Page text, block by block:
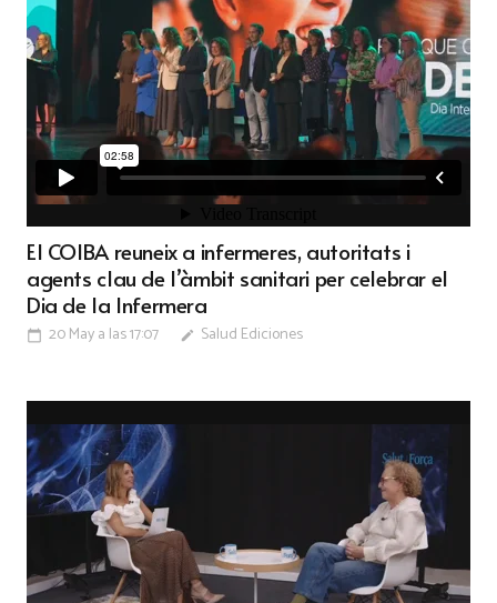
El COIBA reuneix a infermeres, autoritats i
agents clau de l’àmbit sanitari per celebrar el
Dia de la Infermera
calendar_today 20 May a las 17:07 edit Salud Ediciones